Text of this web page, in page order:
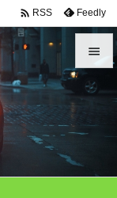


メニュ

 RSS Feedly